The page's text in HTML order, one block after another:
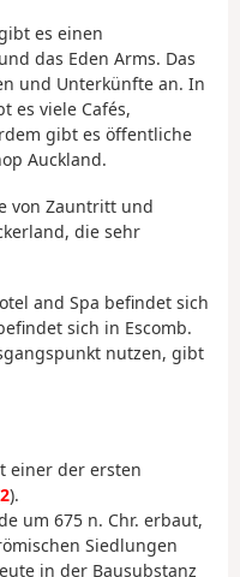
es einen
das Eden Arms. Das
und Unterkünfte an. In
es viele Cafés,
gibt es öffentliche
Auckland.
von Zauntritt und
die sehr
and Spa befindet sich
sich in Escomb.
nutzen, gibt
einer der ersten
2).
um 675 n. Chr. erbaut,
Siedlungen
in der Bausubstanz